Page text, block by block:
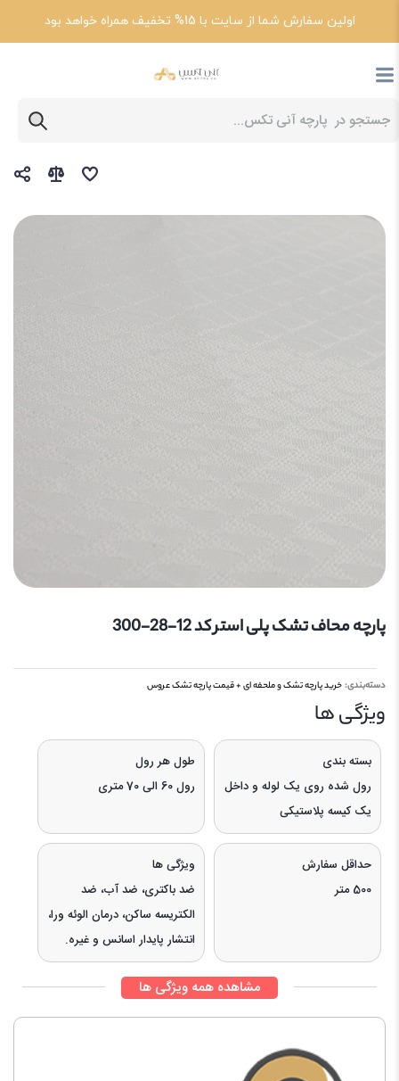
اولین سفارش شما از سایت با 15% تخفیف همراه خواهد بود
پارچه آنی تکس خرید پارچه تشک و ملحفه ای + قیمت پارچه تشک عروس
پارچه محاف تشک پلی استر کد 12-28-300
دسته‌بندی:خرید پارچه تشک و ملحفه ای + قیمت پارچه تشک عروس
ویژگی‌ ها
بسته بندی
رول شده روی یک لوله و داخل
یک کیسه پلاستیکی
طول هر رول
رول 60 الی 70 متری
حداقل سفارش
500 متر
ویژگی ها
ضد باکتری، ضد آب، ضد
الکتریسه ساکن، درمان الوئه ورا،
انتشار پایدار اسانس و غیره.
مشاهده همه ویژگی ها